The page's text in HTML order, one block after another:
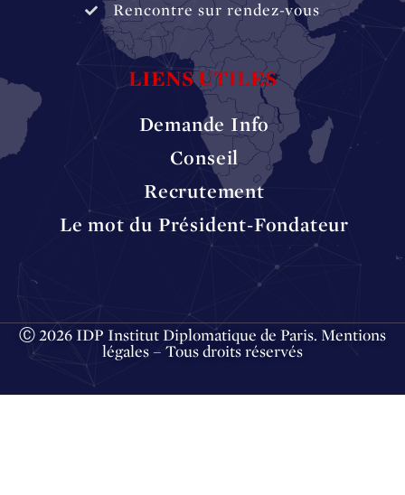
Rencontre sur rendez-vous
LIENS UTILES
Demande Info
Conseil
Recrutement
Le mot du Président-Fondateur
Ⓒ 2026 IDP Institut Diplomatique de Paris. Mentions
légales – Tous droits réservés